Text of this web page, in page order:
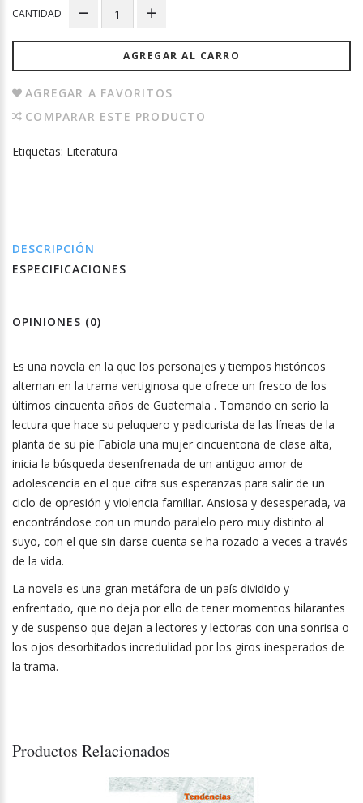
CANTIDAD
AGREGAR AL CARRO
AGREGAR A FAVORITOS
COMPARAR ESTE PRODUCTO
Etiquetas: Literatura
DESCRIPCIÓN
ESPECIFICACIONES
OPINIONES (0)
Es una novela en la que los personajes y tiempos históricos
alternan en la trama vertiginosa que ofrece un fresco de los
últimos cincuenta años de Guatemala . Tomando en serio la
lectura que hace su peluquero y pedicurista de las líneas de la
planta de su pie Fabiola una mujer cincuentona de clase alta,
inicia la búsqueda desenfrenada de un antiguo amor de
adolescencia en el que cifra sus esperanzas para salir de un
ciclo de opresión y violencia familiar. Ansiosa y desesperada, va
encontrándose con un mundo paralelo pero muy distinto al
suyo, con el que sin darse cuenta se ha rozado a veces a través
de la vida.
La novela es una gran metáfora de un país dividido y
enfrentado, que no deja por ello de tener momentos hilarantes
y de suspenso que dejan a lectores y lectoras con una sonrisa o
los ojos desorbitados incredulidad por los giros inesperados de
la trama.
Productos Relacionados